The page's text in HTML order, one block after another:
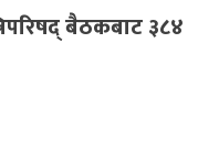
बैठकबाट ३८४